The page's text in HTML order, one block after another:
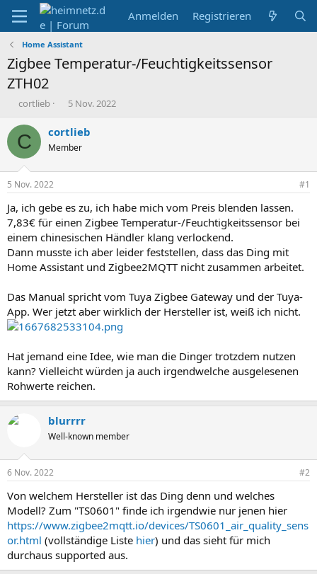
Anmelden Registrieren
Home Assistant
Zigbee Temperatur-/Feuchtigkeitssensor
ZTH02
E
s
t
l
e
cortlieb
E
s
t
e
t
a
5 Nov. 2022
C cortlieb
Member
5 Nov. 2022 #1
Ja, ich gebe es zu, ich habe mich vom Preis blenden lassen.
7,83€ für einen Zigbee Temperatur-/Feuchtigkeitssensor bei
einem chinesischen Händler klang verlockend.
Dann musste ich aber leider feststellen, dass das Ding mit
Home Assistant und Zigbee2MQTT nicht zusammen arbeitet.
Das Manual spricht vom Tuya Zigbee Gateway und der Tuya-
App. Wer jetzt aber wirklich der Hersteller ist, weiß ich nicht.
Hat jemand eine Idee, wie man die Dinger trotzdem nutzen
kann? Vielleicht würden ja auch irgendwelche ausgelesenen
Rohwerte reichen.
blurrrr
Well-known member
6 Nov. 2022 #2
Von welchem Hersteller ist das Ding denn und welches
Modell? Zum "TS0601" finde ich irgendwie nur jenen hier
https://www.zigbee2mqtt.io/devices/TS0601_air_quality_sens
or.html (vollständige Liste hier) und das sieht für mich
durchaus supported aus.